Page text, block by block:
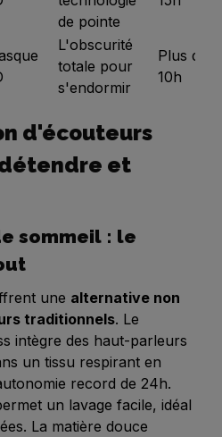
de pointe
L'obscurité
totale pour
s'endormir
Plus de
10h
d'écouteurs
détendre et
sommeil : le
une alternative non
traditionnels. Le
intègre des haut-parleurs
un tissu respirant en
record de 24h.
un lavage facile, idéal
La matière douce